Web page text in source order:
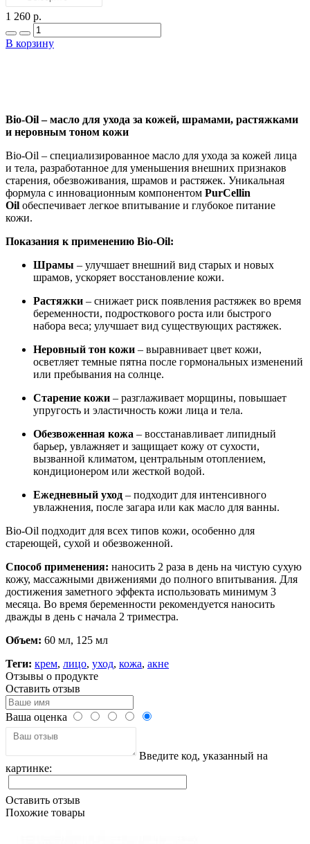
1 260 р.
В корзину
Bio-Oil – масло для ухода за кожей, шрамами, растяжками
и неровным тоном кожи
Bio-Oil – специализированное масло для ухода за кожей лица
и тела, разработанное для уменьшения внешних признаков
старения, обезвоживания, шрамов и растяжек. Уникальная
формула с инновационным компонентом PurCellin
Oil обеспечивает легкое впитывание и глубокое питание
кожи.
Показания к применению Bio-Oil:
Шрамы – улучшает внешний вид старых и новых
шрамов, ускоряет восстановление кожи.
Растяжки – снижает риск появления растяжек во время
беременности, подросткового роста или быстрого
набора веса; улучшает вид существующих растяжек.
Неровный тон кожи – выравнивает цвет кожи,
осветляет темные пятна после гормональных изменений
или пребывания на солнце.
Старение кожи – разглаживает морщины, повышает
упругость и эластичность кожи лица и тела.
Обезвоженная кожа – восстанавливает липидный
барьер, увлажняет и защищает кожу от сухости,
вызванной климатом, центральным отоплением,
кондиционером или жесткой водой.
Ежедневный уход – подходит для интенсивного
увлажнения, после загара или как масло для ванны.
Bio-Oil подходит для всех типов кожи, особенно для
стареющей, сухой и обезвоженной.
Способ применения: наносить 2 раза в день на чистую сухую
кожу, массажными движениями до полного впитывания. Для
достижения заметного эффекта использовать минимум 3
месяца. Во время беременности рекомендуется наносить
дважды в день с начала 2 триместра.
Объем: 60 мл, 125 мл
Теги: крем, лицо, уход, кожа, акне
Отзывы о продукте
Оставить отзыв
Ваша оценка
Введите код, указанный на
картинке:
Оставить отзыв
Похожие товары